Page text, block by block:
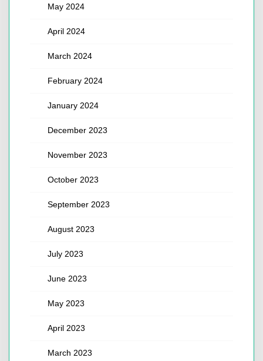
May 2024
April 2024
March 2024
February 2024
January 2024
December 2023
November 2023
October 2023
September 2023
August 2023
July 2023
June 2023
May 2023
April 2023
March 2023